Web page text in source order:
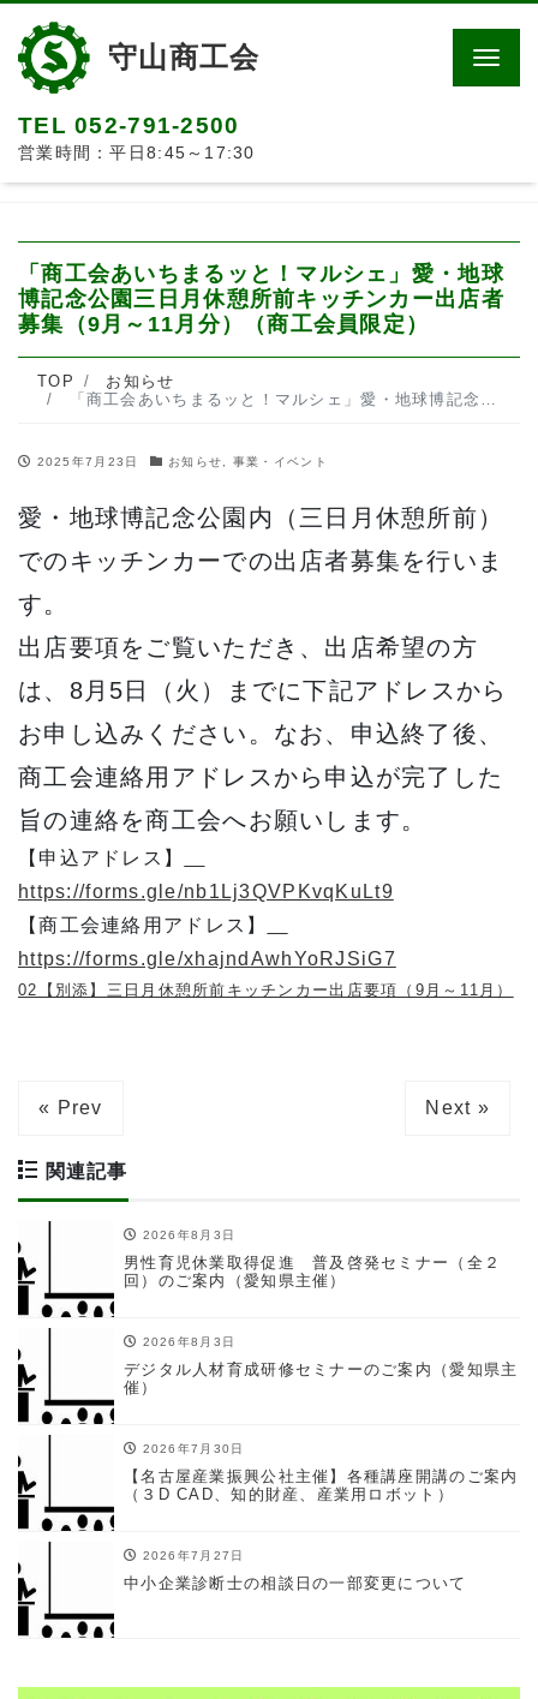
守山商工会
TEL 052-791-2500
営業時間：平日8:45～17:30
「商工会あいちまるッと！マルシェ」愛・地球
博記念公園三日月休憩所前キッチンカー出店者
募集（9月～11月分）（商工会員限定）
TOP
お知らせ
「商工会あいちまるッと！マルシェ」愛・地球博記念公園三日月休憩所前キッチンカー出店者募集（9月～11月分）（商工会員限定）
2025年7月23日 お知らせ 事業・イベント
愛・地球博記念公園内（三日月休憩所前）
でのキッチンカーでの出店者募集を行いま
す。
出店要項をご覧いただき、出店希望の方
は、8月5日（火）までに下記アドレスから
お申し込みください。なお、申込終了後、
商工会連絡用アドレスから申込が完了した
旨の連絡を商工会へお願いします。
【申込アドレス】
https://forms.gle/nb1Lj3QVPKvqKuLt9
【商工会連絡用アドレス】
https://forms.gle/xhajndAwhYoRJSiG7
02【別添】三日月休憩所前キッチンカー出店要項（9月～11月）
« Prev Next »
関連記事
2026年8月3日
男性育児休業取得促進 普及啓発セミナー（全２
回）のご案内（愛知県主催）
2026年8月3日
デジタル人材育成研修セミナーのご案内（愛知県主
催）
2026年7月30日
【名古屋産業振興公社主催】各種講座開講のご案内
（３D CAD、知的財産、産業用ロボット）
2026年7月27日
中小企業診断士の相談日の一部変更について